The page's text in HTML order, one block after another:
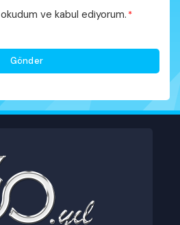
okudum ve kabul ediyorum. *